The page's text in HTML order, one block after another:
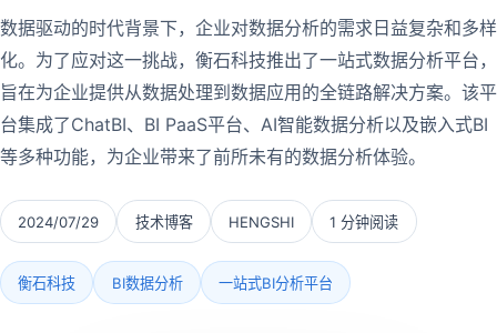
数据驱动的时代背景下，企业对数据分析的需求日益复杂和多样
化。为了应对这一挑战，衡石科技推出了一站式数据分析平台，
旨在为企业提供从数据处理到数据应用的全链路解决方案。该平
台集成了ChatBI、BI PaaS平台、AI智能数据分析以及嵌入式BI
等多种功能，为企业带来了前所未有的数据分析体验。
2024/07/29 技术博客 HENGSHI 1 分钟阅读
衡石科技 BI数据分析 一站式BI分析平台